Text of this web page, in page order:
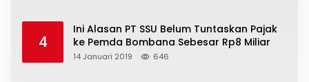
4
Ini Alasan PT SSU Belum Tuntaskan Pajak
ke Pemda Bombana Sebesar Rp8 Miliar
14 Januari 2019 646